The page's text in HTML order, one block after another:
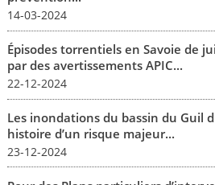
14-03-2024
Épisodes torrentiels en Savoie de
par des avertissements APIC...
22-12-2024
Les inondations du bassin du Guil
histoire d’un risque majeur...
23-12-2024